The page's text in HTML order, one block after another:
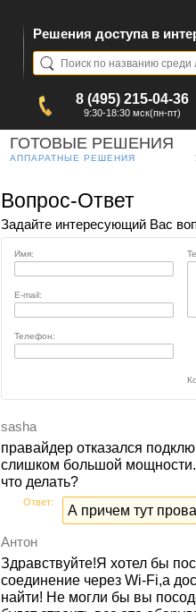
Решения доступа в
8 (495) 215-04-36
9:30-18:30 мск(пн-пт)
ГОТОВЫЕ РЕШЕНИЯ
АППАРАТНЫЕ РЕШЕНИЯ
Вопрос-Ответ
Задайте интересующий Вас
Имя:
E-mail:
Телефон:
sasha
правайдер отказался
слишком большой
что делать?
Ответ: А причем тут
Антон
Здравствуйте!Я хотел бы
соединение через Wi-Fi,а
найти! Не могли бы вы